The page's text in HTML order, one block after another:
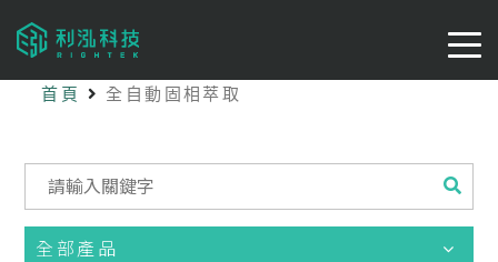
首頁 全自動固相萃取
全部產品